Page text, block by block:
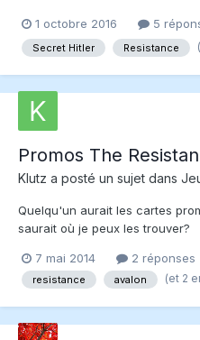
s'inspire visiblement de
Resistance/Avalon. Mais avec
1 octobre 2016 5
Secret Hitler Resistance
Promos The
Klutz a posté un sujet dans
Quelqu'un aurait les cartes
saurait où je peux les trouver?
7 mai 2014 2 réponses
resistance avalon (et 2